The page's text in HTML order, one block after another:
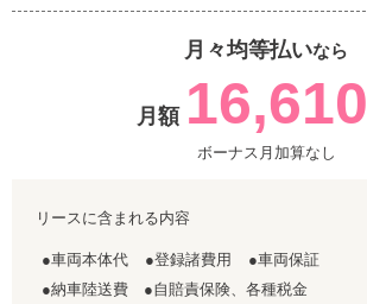
月々均等払いなら
月額 16,610
ボーナス月加算なし
リースに含まれる内容
●車両本体代 ●登録諸費用
●車両保証
●納車陸送費 ●自賠責保険、各種税金